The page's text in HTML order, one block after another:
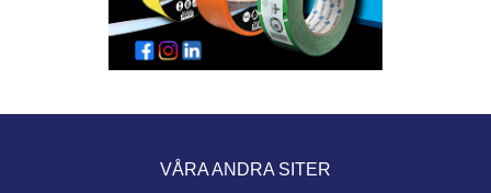
VÅRA ANDRA SITER